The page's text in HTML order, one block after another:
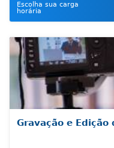
Escolha sua carga
horária
Gravação e